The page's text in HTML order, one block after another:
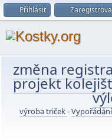
Přihlásit
změna
projekt
výroba triček-